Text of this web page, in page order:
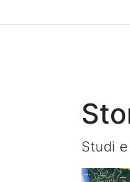
Studi